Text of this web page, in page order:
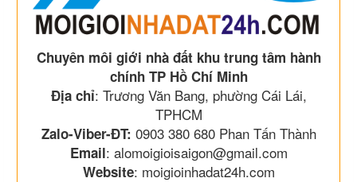
Chuyên môi giới nhà đất khu trung tâm hành
chính TP Hồ Chí Minh
Địa chỉ: Trương Văn Bang, phường Cái Lái,
TPHCM
Zalo-Viber-ĐT: 0903 380 680 Phan Tấn Thành
Email: alomoigioisaigon@gmail.com
Website: moigioinhadat24h.com